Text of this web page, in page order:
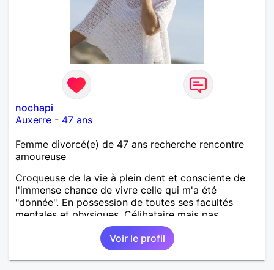
nochapi
Auxerre - 47 ans
Femme divorcé(e) de 47 ans recherche rencontre
amoureuse
Croqueuse de la vie à plein dent et consciente de
l'immense chance de vivre celle qui m'a été
"donnée". En possession de toutes ses facultés
mentales et physiques. Célibataire mais pas
solitaire, je mène une vie bien remplie. Je ne suis
pas sur ce site par dépit, ni en tant que
représentatrice de la Femme Divorcée Mal dans sa
peau. A bientôt.
Voir le profil